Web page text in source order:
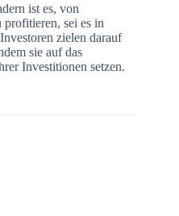
ist es, von
sei es in
zielen darauf
sie auf das
Investitionen setzen.